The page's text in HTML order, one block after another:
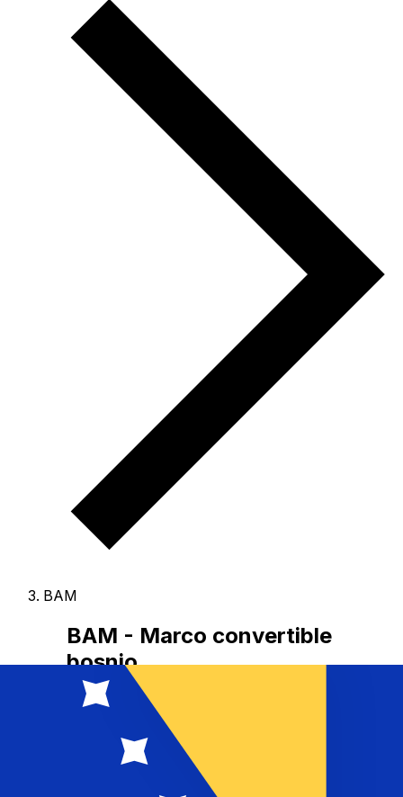
BAM
BAM - Marco convertible
bosnio
El Marco convertible bosnio es la divisa de Bosnia y
Nuestras clasificaciones muestran que el
tipo más popular de Marco convertible bosnio es BAM a
El código de divisa para Marcos Convertibles es
Abajo encontrarás tipos de
Marco convertible bosnio y un conversor.